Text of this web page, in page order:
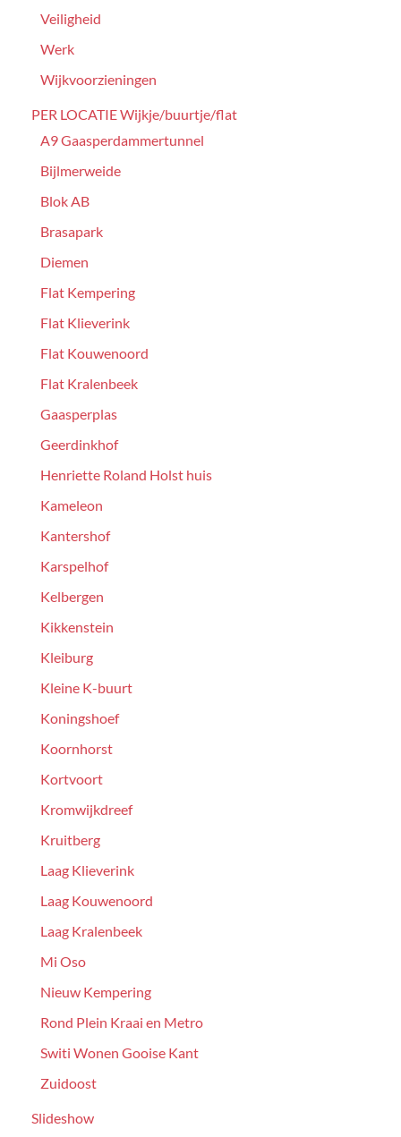
Veiligheid
Werk
Wijkvoorzieningen
PER LOCATIE Wijkje/buurtje/flat
A9 Gaasperdammertunnel
Bijlmerweide
Blok AB
Brasapark
Diemen
Flat Kempering
Flat Klieverink
Flat Kouwenoord
Flat Kralenbeek
Gaasperplas
Geerdinkhof
Henriette Roland Holst huis
Kameleon
Kantershof
Karspelhof
Kelbergen
Kikkenstein
Kleiburg
Kleine K-buurt
Koningshoef
Koornhorst
Kortvoort
Kromwijkdreef
Kruitberg
Laag Klieverink
Laag Kouwenoord
Laag Kralenbeek
Mi Oso
Nieuw Kempering
Rond Plein Kraai en Metro
Switi Wonen Gooise Kant
Zuidoost
Slideshow